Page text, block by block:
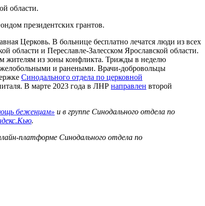
области.
президентских грантов.
Церковь. В больнице бесплатно лечатся люди из всех
и Переславле-Залесском Ярославской области.
жителям из зоны конфликта. Трижды в неделю
и ранеными. Врачи-добровольцы
Синодального отдела по церковной
В марте 2023 года в ЛНР направлен второй
беженцам» и в группе Синодального отдела по
.
платформе Синодального отдела по